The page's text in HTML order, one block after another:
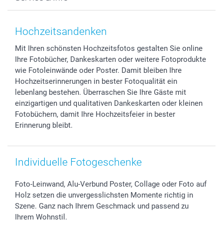
Zubehör & Material
Sticker & Etiketten
Geschenk-Gutscheine (PDF)
AGB
Presse
Partnerprogramme
Investor Relations
B2B smartbusiness
Widerrufsrecht
Muttertag
Kommunion & Konfirmation
Hochzeit
Geburtstag
Geburt
Zu allen Anlässen
Preise und Versandkosten
48h Lieferung
Zahlungsmöglichkeiten
Anmelden /Registrieren
Sitemap
Status der Bestellung
smartfriends
smartgarantie
smartbonus
Hochzeitsandenken
Mit Ihren schönsten Hochzeitsfotos gestalten Sie online
Ihre Fotobücher, Dankeskarten oder weitere Fotoprodukte
wie Fotoleinwände oder Poster. Damit bleiben Ihre
Hochzeitserinnerungen in bester Fotoqualität ein
lebenlang bestehen. Überraschen Sie Ihre Gäste mit
einzigartigen und qualitativen Dankeskarten oder kleinen
Fotobüchern, damit Ihre Hochzeitsfeier in bester
Erinnerung bleibt.
Individuelle Fotogeschenke
Foto-Leinwand, Alu-Verbund Poster, Collage oder Foto auf
Holz setzen die unvergesslichsten Momente richtig in
Szene. Ganz nach Ihrem Geschmack und passend zu
Ihrem Wohnstil.